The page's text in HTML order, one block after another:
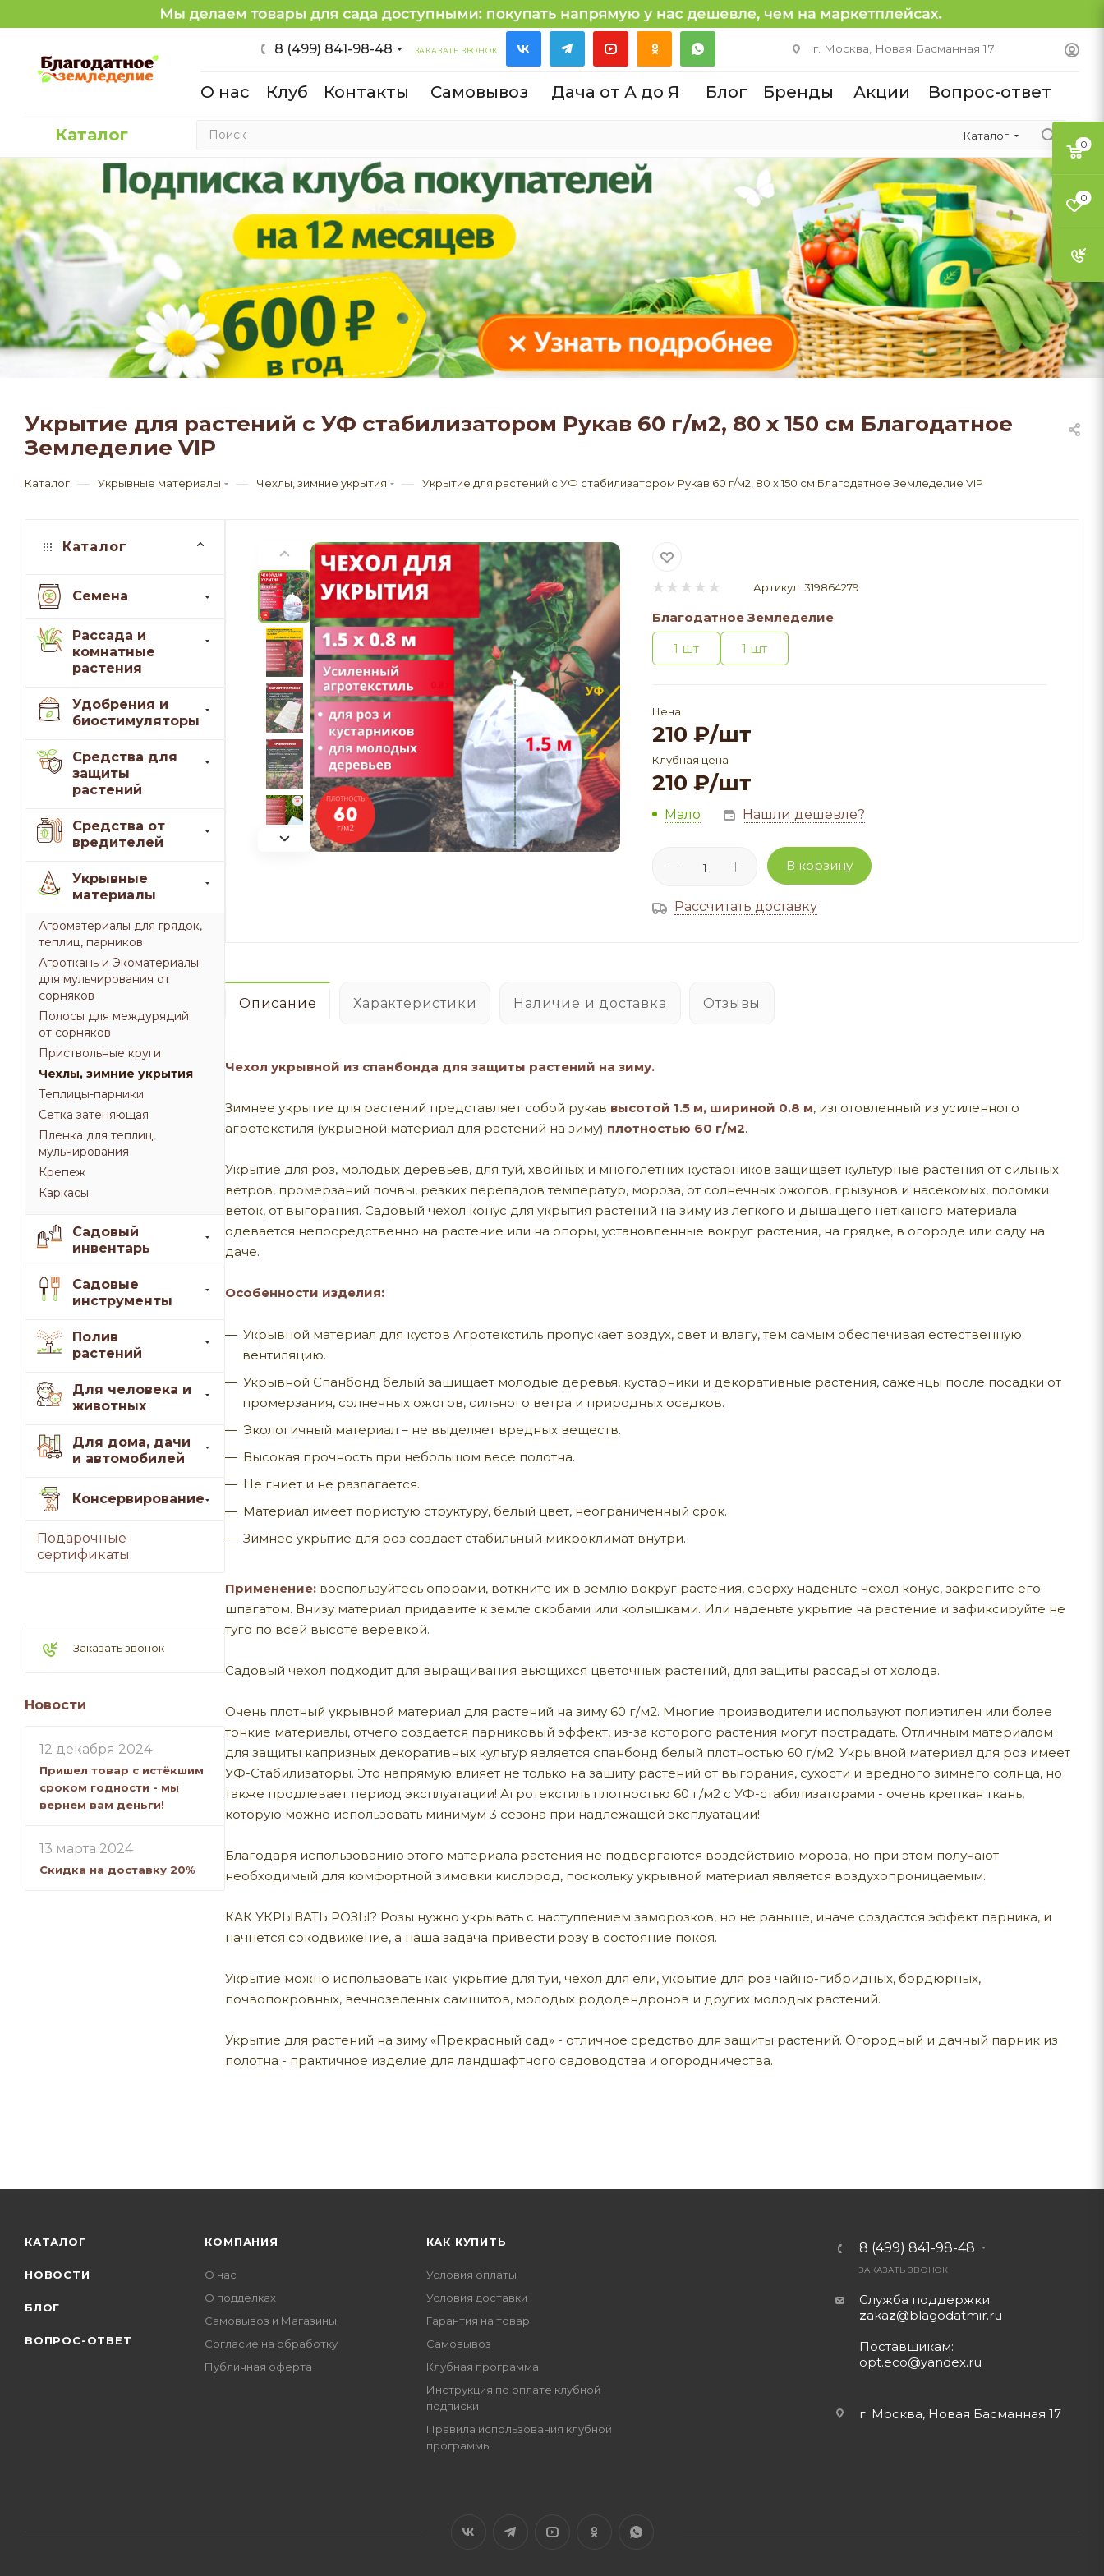
8 (499) 841-98-48 ЗАКАЗАТЬ ЗВОНОК г. Москва, Новая Басманная 17
О нас Клуб Контакты Самовывоз Дача от А до Я Блог Бренды Акции Вопрос-ответ
Каталог Каталог
Укрытие для растений с УФ стабилизатором Рукав 60 г/м2, 80 х 150 см Благодатное
Земледелие VIP
Каталог — Укрывные материалы — Чехлы, зимние укрытия — Укрытие для растений с УФ стабилизатором Рукав 60 г/м2, 80 х 150 см Благодатное Земледелие VIP
Артикул: 319864279
Благодатное Земледелие
1 шт
1 шт
Цена
210 ₽/шт
Клубная цена
210 ₽/шт
Мало Нашли дешевле?
В корзину
Рассчитать доставку
Описание Характеристики Наличие и доставка Отзывы
Чехол укрывной из спанбонда для защиты растений на зиму.
Зимнее укрытие для растений представляет собой рукав высотой 1.5 м, шириной 0.8 м, изготовленный из усиленного
агротекстиля (укрывной материал для растений на зиму) плотностью 60 г/м2.
Укрытие для роз, молодых деревьев, для туй, хвойных и многолетних кустарников защищает культурные растения от сильных
ветров, промерзаний почвы, резких перепадов температур, мороза, от солнечных ожогов, грызунов и насекомых, поломки
веток, от выгорания. Садовый чехол конус для укрытия растений на зиму из легкого и дышащего нетканого материала
одевается непосредственно на растение или на опоры, установленные вокруг растения, на грядке, в огороде или саду на
даче.
Особенности изделия:
Укрывной материал для кустов Агротекстиль пропускает воздух, свет и влагу, тем самым обеспечивая естественную
вентиляцию.
Укрывной Спанбонд белый защищает молодые деревья, кустарники и декоративные растения, саженцы после посадки от
промерзания, солнечных ожогов, сильного ветра и природных осадков.
Экологичный материал – не выделяет вредных веществ.
Высокая прочность при небольшом весе полотна.
Не гниет и не разлагается.
Материал имеет пористую структуру, белый цвет, неограниченный срок.
Зимнее укрытие для роз создает стабильный микроклимат внутри.
Применение: воспользуйтесь опорами, воткните их в землю вокруг растения, сверху наденьте чехол конус, закрепите его
шпагатом. Внизу материал придавите к земле скобами или колышками. Или наденьте укрытие на растение и зафиксируйте не
туго по всей высоте веревкой.
Садовый чехол подходит для выращивания вьющихся цветочных растений, для защиты рассады от холода.
Очень плотный укрывной материал для растений на зиму 60 г/м2. Многие производители используют полиэтилен или более
тонкие материалы, отчего создается парниковый эффект, из-за которого растения могут пострадать. Отличным материалом
для защиты капризных декоративных культур является спанбонд белый плотностью 60 г/м2. Укрывной материал для роз имеет
УФ-Стабилизаторы. Это напрямую влияет не только на защиту растений от выгорания, сухости и вредного зимнего солнца, но
также продлевает период эксплуатации! Агротекстиль плотностью 60 г/м2 с УФ-стабилизаторами - очень крепкая ткань,
которую можно использовать минимум 3 сезона при надлежащей эксплуатации!
Благодаря использованию этого материала растения не подвергаются воздействию мороза, но при этом получают
необходимый для комфортной зимовки кислород, поскольку укрывной материал является воздухопроницаемым.
КАК УКРЫВАТЬ РОЗЫ? Розы нужно укрывать с наступлением заморозков, но не раньше, иначе создастся эффект парника, и
начнется сокодвижение, а наша задача привести розу в состояние покоя.
Укрытие можно использовать как: укрытие для туи, чехол для ели, укрытие для роз чайно-гибридных, бордюрных,
почвопокровных, вечнозеленых самшитов, молодых рододендронов и других молодых растений.
Укрытие для растений на зиму «Прекрасный сад» - отличное средство для защиты растений. Огородный и дачный парник из
полотна - практичное изделие для ландшафтного садоводства и огородничества.
Каталог
Семена
Рассада и
комнатные
растения
Удобрения и
биостимуляторы
Средства для
защиты
растений
Средства от
вредителей
Укрывные
материалы
Агроматериалы для грядок,
теплиц, парников
Агроткань и Экоматериалы
для мульчирования от
сорняков
Полосы для междурядий
от сорняков
Приствольные круги
Чехлы, зимние укрытия
Теплицы-парники
Сетка затеняющая
Пленка для теплиц,
мульчирования
Крепеж
Каркасы
Садовый
инвентарь
Садовые
инструменты
Полив
растений
Для человека и
животных
Для дома, дачи
и автомобилей
Консервирование
Подарочные
сертификаты
Заказать звонок
Новости
12 декабря 2024
Пришел товар с истёкшим
сроком годности - мы
вернем вам деньги!
13 марта 2024
Скидка на доставку 20%
КАТАЛОГ
НОВОСТИ
БЛОГ
ВОПРОС-ОТВЕТ
КОМПАНИЯ
О нас
О подделках
Самовывоз и Магазины
Согласие на обработку
Публичная оферта
КАК КУПИТЬ
Условия оплаты
Условия доставки
Гарантия на товар
Самовывоз
Клубная программа
Инструкция по оплате клубной
подписки
Правила использования клубной
программы
8 (499) 841-98-48
ЗАКАЗАТЬ ЗВОНОК
Служба поддержки:
zakaz@blagodatmir.ru
Поставщикам:
opt.eco@yandex.ru
г. Москва, Новая Басманная 17
0
0